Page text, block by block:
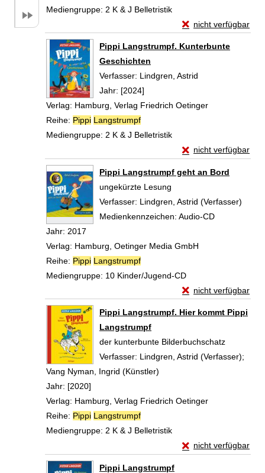
Mediengruppe: 2 K & J Belletristik
nicht verfügbar
Exemplar-Details
Pippi Langstrumpf. Kunterbunte
Geschichten
Verfasser: Lindgren, Astrid
Jahr: [2024]
Verlag: Hamburg, Verlag Friedrich Oetinger
Reihe: Pippi Langstrumpf
Mediengruppe: 2 K & J Belletristik
nicht verfügbar
Exemplar-Details
Pippi Langstrumpf geht an Bord
ungekürzte Lesung
Verfasser: Lindgren, Astrid (Verfasser)
Medienkennzeichen: Audio-CD
Jahr: 2017
Verlag: Hamburg, Oetinger Media GmbH
Reihe: Pippi Langstrumpf
Mediengruppe: 10 Kinder/Jugend-CD
nicht verfügbar
Exemplar-Details
Pippi Langstrumpf. Hier kommt Pippi
Langstrumpf
der kunterbunte Bilderbuchschatz
Verfasser: Lindgren, Astrid (Verfasser);
Vang Nyman, Ingrid (Künstler)
Jahr: [2020]
Verlag: Hamburg, Verlag Friedrich Oetinger
Reihe: Pippi Langstrumpf
Mediengruppe: 2 K & J Belletristik
nicht verfügbar
Exemplar-Details
Pippi Langstrumpf